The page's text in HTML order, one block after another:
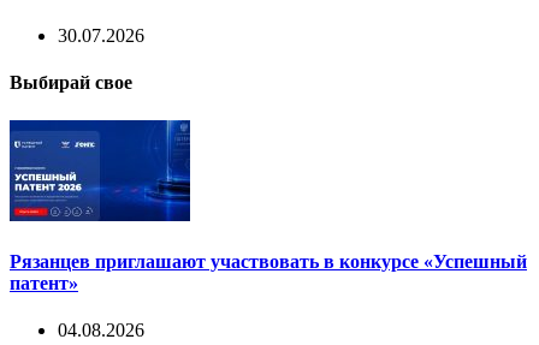
30.07.2026
Выбирай свое
Рязанцев приглашают участвовать в конкурсе «Успешный
патент»
04.08.2026